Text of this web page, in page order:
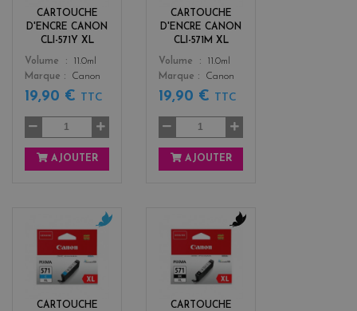
CARTOUCHE
D'ENCRE CANON
CLI-571Y XL
Color
o
w
Volume
11.0ml
Marque
Canon
19,90 € TTC
AJOUTER
CARTOUCHE
D'ENCRE CANON
CLI-571M XL
Color
n
t
Volume
11.0ml
Marque
Canon
19,90 € TTC
AJOUTER
CARTOUCHE
n
CARTOUCHE
l
c
k